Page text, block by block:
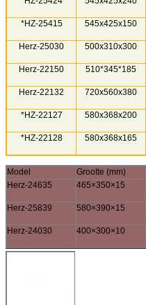
*HZ-25415 545x425x150
Herz-25030 500x310x300
Herz-22150 510*345*185
Herz-22132 720x560x380
*HZ-22127 580x368x200
*HZ-22128 580x368x165
Model Grootte (mm)
Herz-24635
465×350×15
Herz-25839 580×390×15
Herz-24030 400×300×10